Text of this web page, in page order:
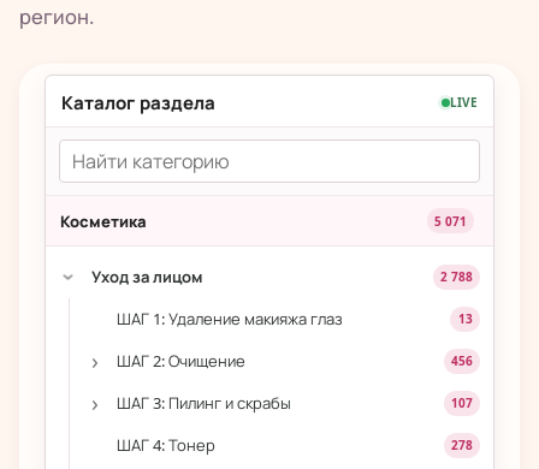
регион.
Каталог раздела LIVE
Косметика 5 071
› Уход за лицом 2 788
ШАГ 1: Удаление макияжа глаз 13
› ШАГ 2: Очищение 456
› ШАГ 3: Пилинг и скрабы 107
ШАГ 4: Тонер 278